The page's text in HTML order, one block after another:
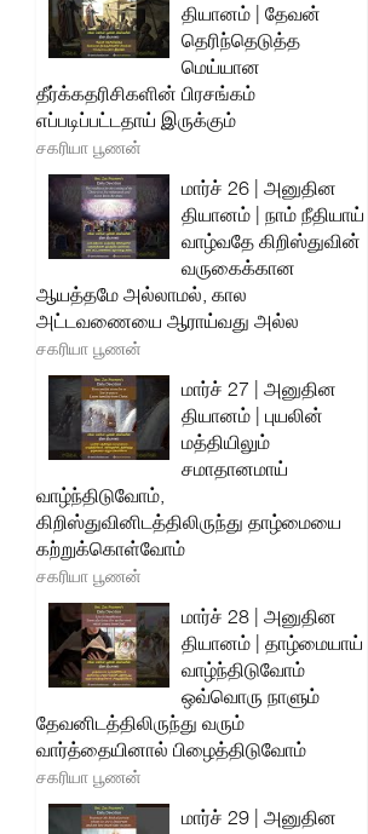
தியானம் | தேவன்
தெரிந்தெடுத்த
மெய்யான
தீர்க்கதரிசிகளின் பிரசங்கம்
எப்படிப்பட்டதாய் இருக்கும்
சகரியா பூணன்
மார்ச் 26 | அனுதின
தியானம் | நாம் நீதியாய்
வாழ்வதே கிறிஸ்துவின்
வருகைக்கான
ஆயத்தமே அல்லாமல், கால
அட்டவணையை ஆராய்வது அல்ல
சகரியா பூணன்
மார்ச் 27 | அனுதின
தியானம் | புயலின்
மத்தியிலும்
சமாதானமாய்
வாழ்ந்திடுவோம்,
கிறிஸ்துவினிடத்திலிருந்து தாழ்மையை
கற்றுக்கொள்வோம்
சகரியா பூணன்
மார்ச் 28 | அனுதின
தியானம் | தாழ்மையாய்
வாழ்ந்திடுவோம்
ஒவ்வொரு நாளும்
தேவனிடத்திலிருந்து வரும்
வார்த்தையினால் பிழைத்திடுவோம்
சகரியா பூணன்
மார்ச் 29 | அனுதின